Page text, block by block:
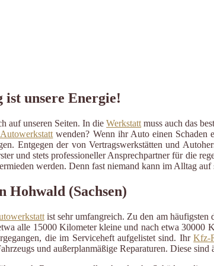
unsere Energie!
auf unseren Seiten. In dieWerkstatt muss auch das
wenden? Wenn ihr Auto einen Schaden
Entgegen der von Vertragswerkstätten und
und stets professioneller Ansprechpartner für die
werden. Denn fast niemand kann im Alltag
Hohwald (Sachsen)
ist sehr umfangreich. Zu den am häufigsten
alle 15000 Kilometer kleine und nach etwa
die im Serviceheft aufgelistet sind. IhrKfz-
und außerplanmäßige Reparaturen. Diese